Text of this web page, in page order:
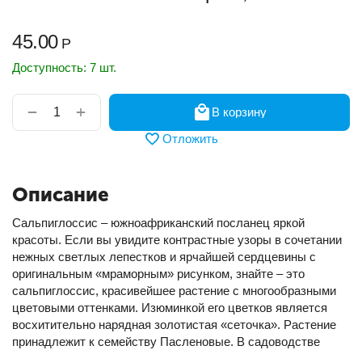
45.00 Р
Доступность: 7 шт.
+
−
В корзину
Отложить
Описание
Сальпиглоссис – южноафриканский посланец яркой
красоты. Если вы увидите контрастные узоры в сочетании
нежных светлых лепестков и ярчайшей сердцевины с
оригинальным «мраморным» рисунком, знайте – это
сальпиглоссис, красивейшее растение с многообразными
цветовыми оттенками. Изюминкой его цветков является
восхитительно нарядная золотистая «сеточка». Растение
принадлежит к семейству Пасленовые. В садоводстве